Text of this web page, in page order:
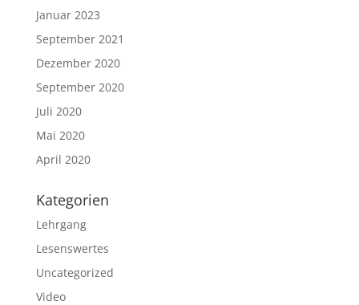
Januar 2023
September 2021
Dezember 2020
September 2020
Juli 2020
Mai 2020
April 2020
Kategorien
Lehrgang
Lesenswertes
Uncategorized
Video